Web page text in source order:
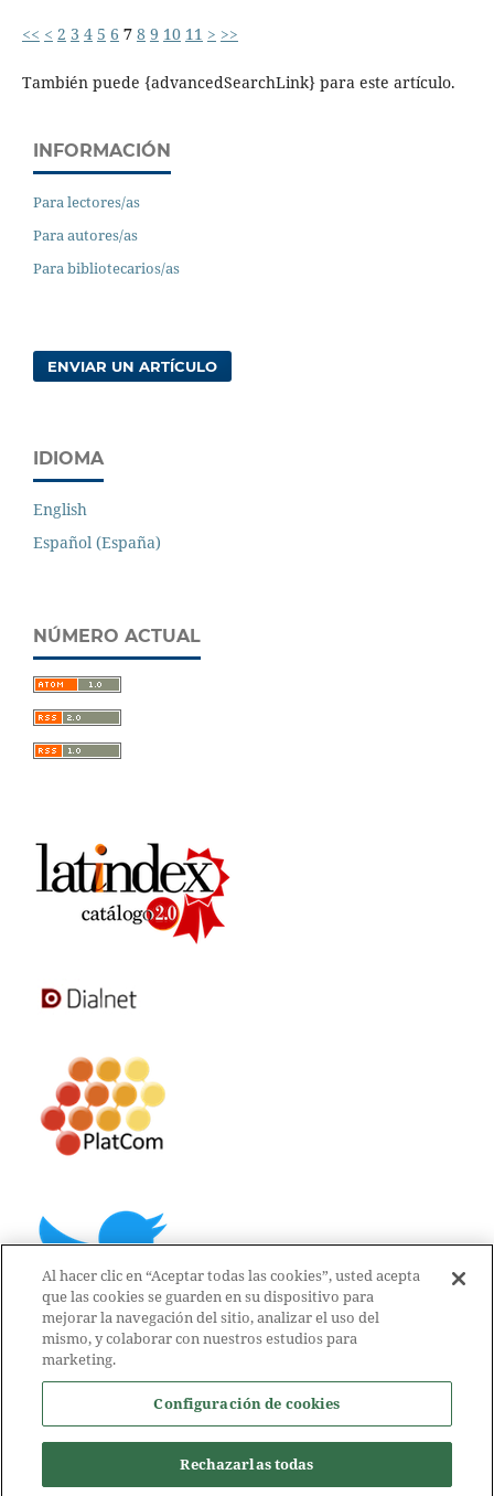
<< < 2 3 4 5 6 7 8 9 10 11 > >>
También puede {advancedSearchLink} para este artículo.
INFORMACIÓN
Para lectores/as
Para autores/as
Para bibliotecarios/as
ENVIAR UN ARTÍCULO
IDIOMA
English
Español (España)
NÚMERO ACTUAL
Al hacer clic en “Aceptar todas las cookies”, usted acepta
que las cookies se guarden en su dispositivo para
mejorar la navegación del sitio, analizar el uso del
mismo, y colaborar con nuestros estudios para
marketing.
Configuración de cookies
Rechazarlas todas